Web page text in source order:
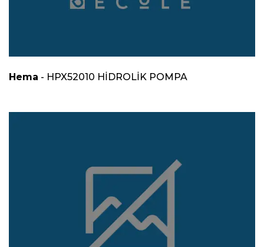
Hema - HPX52010 HİDROLİK POMPA